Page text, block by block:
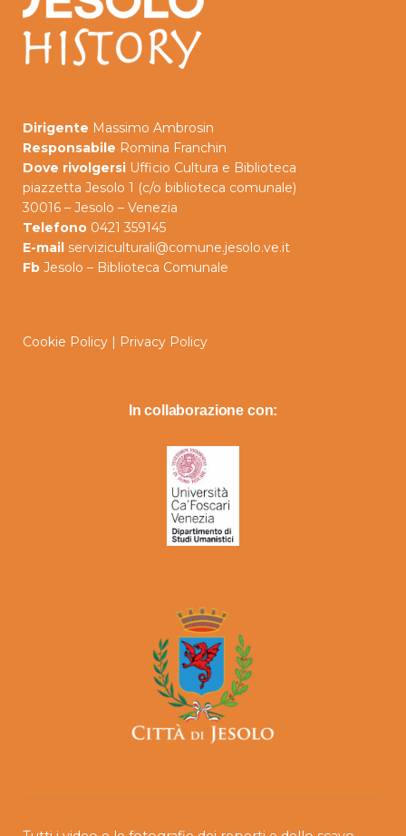
Dirigente Massimo Ambrosin
Responsabile Romina Franchin
Dove rivolgersi Ufficio Cultura e Biblioteca
piazzetta Jesolo 1 (c/o biblioteca comunale)
30016 – Jesolo – Venezia
Telefono 0421 359145
E-mail serviziculturali@comune.jesolo.ve.it
Fb Jesolo – Biblioteca Comunale
Cookie Policy | Privacy Policy
In collaborazione con: